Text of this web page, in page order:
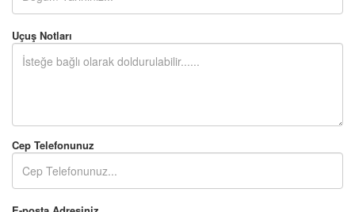
Uçuş Notları
Cep Telefonunuz